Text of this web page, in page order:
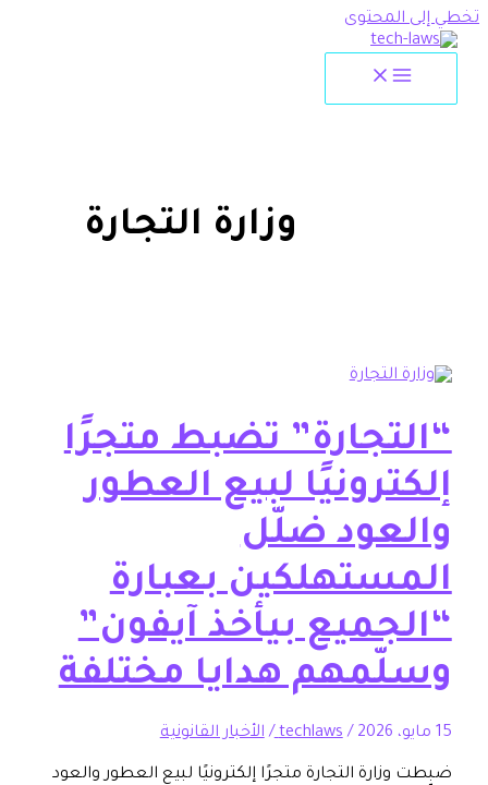
وزارة التجارة
تضبط متجرًا
لبيع العطور
ضلّل
بعبارة
بيأخذ آيفون”
هدايا مختلفة
/
techlaws
/الأخبار القانونية
التجارة متجرًا إلكترونيًا لبيع العطور والعود